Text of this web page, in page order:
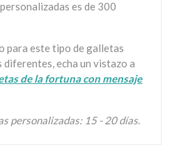
es de 300
para este tipo de galletas
echa un vistazo a
de la fortuna con mensaje
personalizadas: 15 - 20 días.